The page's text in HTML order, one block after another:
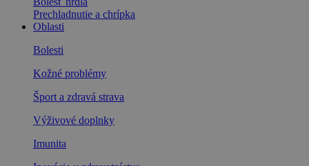
Prechladnutie a chrípka
Oblasti
Bolesti
Kožné problémy
Šport a zdravá strava
Výživové doplnky
Imunita